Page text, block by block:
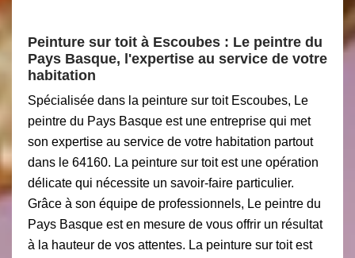
Peinture sur toit à Escoubes : Le peintre du
Pays Basque, l'expertise au service de votre
habitation
Spécialisée dans la peinture sur toit Escoubes, Le
peintre du Pays Basque est une entreprise qui met
son expertise au service de votre habitation partout
dans le 64160. La peinture sur toit est une opération
délicate qui nécessite un savoir-faire particulier.
Grâce à son équipe de professionnels, Le peintre du
Pays Basque est en mesure de vous offrir un résultat
à la hauteur de vos attentes. La peinture sur toit est